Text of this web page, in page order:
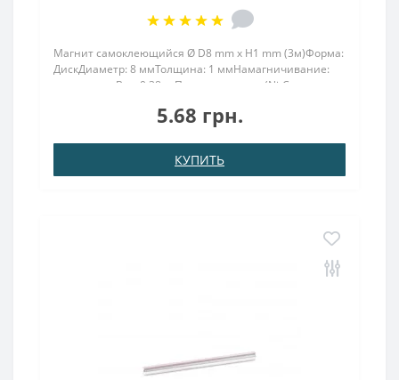
Магнит самоклеющийся Ø D8 mm х H1 mm (3м)Форма:
ДискДиаметр: 8 ммТолщина: 1 ммНамагничивание:
аксиальноеВес: 0,38 грПокрыт. никель.: (Ni-Cu-
грТемпература использования: до 80°CМощный
5.68 грн.
КУПИТЬ